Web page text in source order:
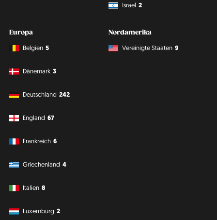
Israel 2
Europa
Belgien 5
Dänemark 3
Deutschland 242
England 67
Frankreich 6
Griechenland 4
Italien 8
Luxemburg 2
Nordamerika
Vereinigte Staaten 9